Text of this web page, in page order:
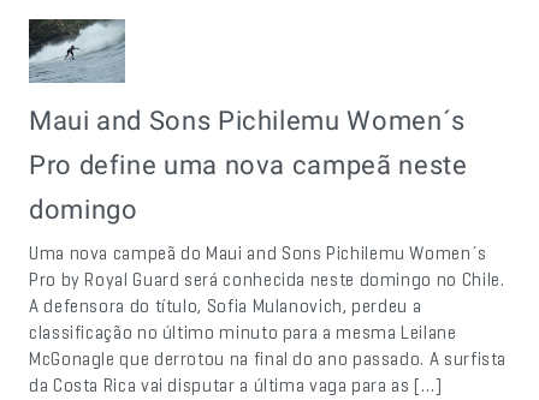
Maui and Sons Pichilemu Women´s
Pro define uma nova campeã neste
domingo
Uma nova campeã do Maui and Sons Pichilemu Women´s
Pro by Royal Guard será conhecida neste domingo no Chile.
A defensora do título, Sofia Mulanovich, perdeu a
classificação no último minuto para a mesma Leilane
McGonagle que derrotou na final do ano passado. A surfista
da Costa Rica vai disputar a última vaga para as […]